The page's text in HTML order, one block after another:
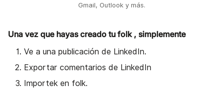
Gmail, Outlook y más.
Una vez que hayas creado tu folk , simplemente
Ve a una publicación de LinkedIn.
Exportar comentarios de LinkedIn
Importek en folk.